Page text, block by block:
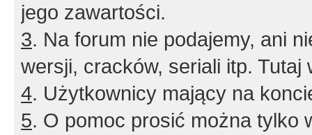
jego zawartości.
3. Na forum nie podajemy, ani
wersji, cracków, seriali itp. Tutaj
4. Użytkownicy mający na
5. O pomoc prosić można tylko